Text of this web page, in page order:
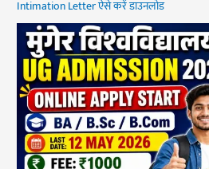
Intimation Letter ऐसे करें डाउनलोड